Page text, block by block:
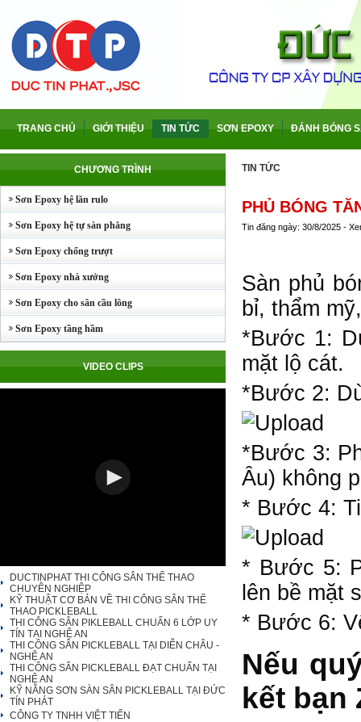
TRANG CHỦ GIỚI THIỆU TIN TỨC SƠN EPOXY ĐÁNH BÓNG
CHƯƠNG TRÌNH
Sơn Epoxy hệ lăn rulo
Sơn Epoxy hệ tự sàn phẳng
Sơn Epoxy chống trượt
Sơn Epoxy nhà xưởng
Sơn Epoxy cho sân cầu lông
Sơn Epoxy tầng hầm
VIDEO CLIPS
DUCTINPHAT THI CÔNG SÂN THỂ THAO
CHUYÊN NGHIỆP
KỸ THUẬT CƠ BẢN VỀ THI CÔNG SÂN THỂ
THAO PICKLEBALL
THI CÔNG SÂN PIKLEBALL CHUẨN 6 LỚP UY
TÍN TẠI NGHỆ AN
THI CÔNG SÂN PICKLEBALL TẠI DIỄN CHÂU -
NGHỆ AN
THI CÔNG SÂN PICKLEBALL ĐẠT CHUẨN TẠI
NGHỆ AN
KỸ NĂNG SƠN SÀN SÂN PICKLEBALL TẠI ĐỨC
TÍN PHÁT
CÔNG TY TNHH VIỆT TIẾN
TIN TỨC
PHỦ BÓNG
Tin đăng ngày: 30/8/2025 -
Sàn phủ
bỉ, thẩm
*Bước 1:
mặt lộ cát.
*Bước 2:
*Bước 3:
Âu) không
* Bước 4:
* Bước 5:
lên bề mặt
* Bước 6:
Nếu
kết